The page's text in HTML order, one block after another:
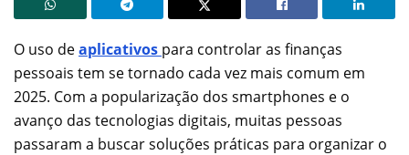
O uso deaplicativos para controlar as finanças
pessoais tem se tornado cada vez mais comum em
2025. Com a popularização dos smartphones e o
avanço das tecnologias digitais, muitas pessoas
passaram a buscar soluções práticas para organizar o